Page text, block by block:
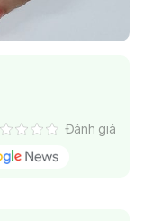
Đánh giá